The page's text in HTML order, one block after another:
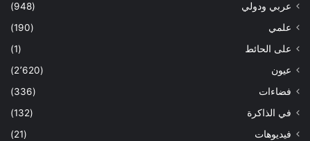
عربي ودولي
(948)
علمي
(190)
على الحائط
(1)
عيون
(2٬620)
فضاءات
(336)
في الذاكرة
(132)
فيديوهات
(21)